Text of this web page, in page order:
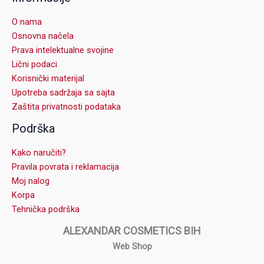
O nama
Osnovna načela
Prava intelektualne svojine
Lični podaci
Korisnički materijal
Upotreba sadržaja sa sajta
Zaštita privatnosti podataka
Podrška
Kako naručiti?
Pravila povrata i reklamacija
Moj nalog
Korpa
Tehnička podrška
ALEXANDAR COSMETICS BIH
Web Shop